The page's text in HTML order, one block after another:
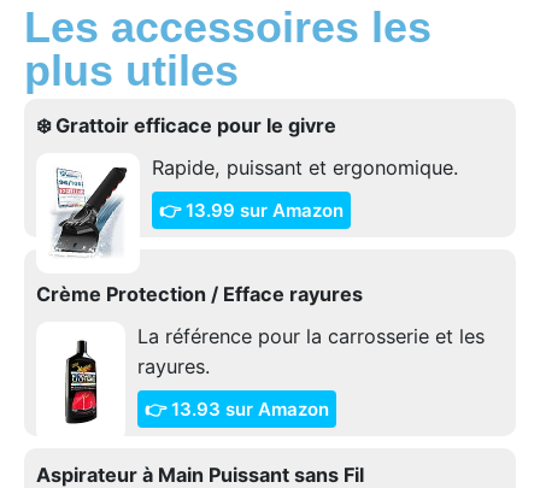
Les accessoires les
plus utiles
❄️ Grattoir efficace pour le givre
Rapide, puissant et ergonomique.
👉 13.99 sur Amazon
Crème Protection / Efface rayures
La référence pour la carrosserie et les
rayures.
👉 13.93 sur Amazon
Aspirateur à Main Puissant sans Fil